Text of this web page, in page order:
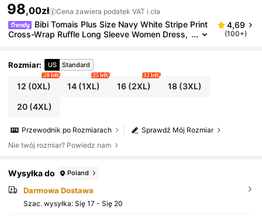
98,00zł Cena zawiera podatek VAT i cła
Bibi Tomais Plus Size Navy White Stripe Print
Cross-Wrap Ruffle Long Sleeve Women Dress,
4,69
(100+)
Rozmiar: US Standard
12 (0XL)
28 left
14 (1XL)
25 left
16(2XL)
12 left
18(3XL)
20(4XL)
Sprawdź Mój Rozmiar
Przewodnik po Rozmiarach
Nie twój rozmiar? Powiedz nam
Wysyłka do Poland
Darmowa Dostawa
Szac. wysyłka: Się 17 - Się 20